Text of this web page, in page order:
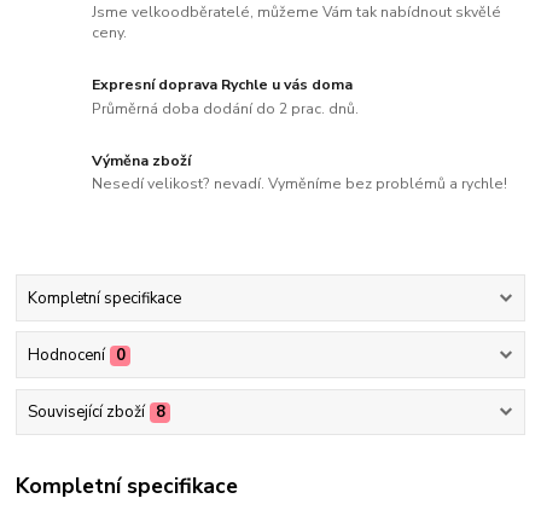
Jsme velkoodběratelé, můžeme Vám tak nabídnout skvělé
ceny.
Expresní doprava Rychle u vás doma
Průměrná doba dodání do 2 prac. dnů.
Výměna zboží
Nesedí velikost? nevadí. Vyměníme bez problémů a rychle!
Kompletní specifikace
Hodnocení 0
Související zboží 8
Kompletní specifikace